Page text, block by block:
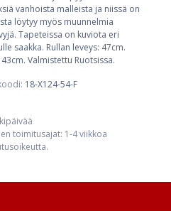
vanhoista malleista ja niissä on
löytyy myös muunnelmia
Tapeteissa on kuviota eri
saakka. Rullan leveys: 47cm.
Valmistettu Ruotsissa.
18-X124-54-F
toimitusajat: 1-4 viikkoa